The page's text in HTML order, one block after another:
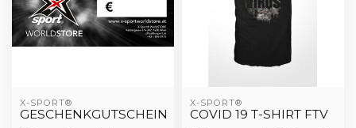
X-SPORT®
GESCHENKGUTSCHEIN
X-SPORT®
COVID 19 T-SHIRT FTV